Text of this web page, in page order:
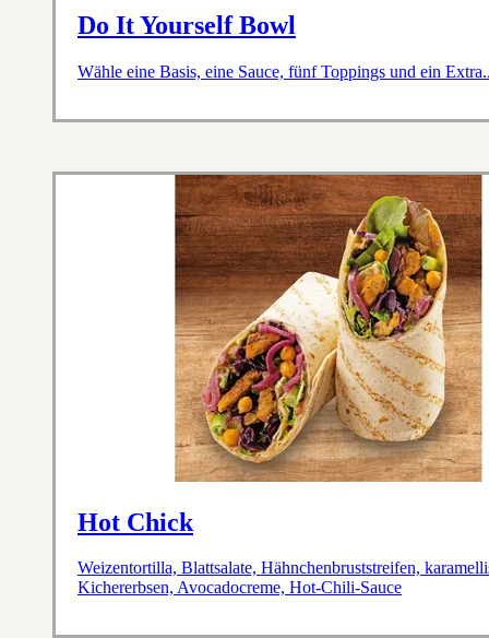
Do It Yourself Bowl
Wähle eine Basis, eine Sauce, fünf Toppings und ein
Hot Chick
Weizentortilla, Blattsalate, Hähnchenbruststreifen,
Kichererbsen, Avocadocreme, Hot-Chili-Sauce